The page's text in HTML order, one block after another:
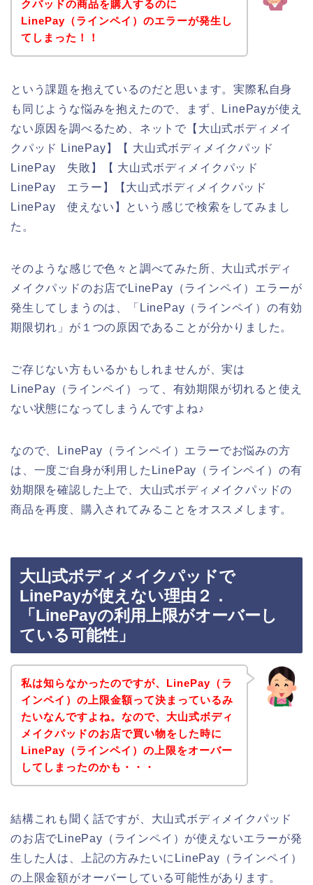
クパッドの商品を購入するのに
LinePay（ラインペイ）のエラーが発生し
てしまった！！
という課題を抱えているのだと思います。実際私自身
も同じような悩みを抱えたので、まず、LinePayが使え
ない原因を調べるため、ネットで【大山式ボディメイ
クパッド LinePay】【 大山式ボディメイクパッド
LinePay 失敗】【 大山式ボディメイクパッド
LinePay エラー】【大山式ボディメイクパッド
LinePay 使えない】という感じで検索をしてみまし
た。
そのような感じで色々と調べてみた所、大山式ボディ
メイクパッドのお店でLinePay（ラインペイ）エラーが
発生してしまうのは、「LinePay（ラインペイ）の有効
期限切れ」が１つの原因であることが分かりました。
ご存じない方もいるかもしれませんが、実は
LinePay（ラインペイ）って、有効期限が切れると使え
ない状態になってしまうんですよね♪
なので、LinePay（ラインペイ）エラーでお悩みの方
は、一度ご自身が利用したLinePay（ラインペイ）の有
効期限を確認した上で、大山式ボディメイクパッドの
商品を再度、購入されてみることをオススメします。
大山式ボディメイクパッドで
LinePayが使えない理由２．
「LinePayの利用上限がオーバーし
ている可能性」
私は知らなかったのですが、LinePay（ラ
インペイ）の上限金額って決まっているみ
たいなんですよね。なので、大山式ボディ
メイクパッドのお店で買い物をした時に
LinePay（ラインペイ）の上限をオーバー
してしまったのかも・・・
結構これも聞く話ですが、大山式ボディメイクパッド
のお店でLinePay（ラインペイ）が使えないエラーが発
生した人は、上記の方みたいにLinePay（ラインペイ）
の上限金額がオーバーしている可能性があります。